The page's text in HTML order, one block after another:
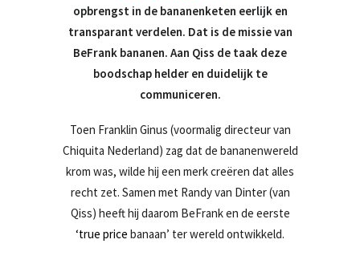
opbrengst in de bananenketen eerlijk en
transparant verdelen. Dat is de missie van
BeFrank bananen. Aan Qiss de taak deze
boodschap helder en duidelijk te
communiceren.
Toen Franklin Ginus (voormalig directeur van
Chiquita Nederland) zag dat de bananenwereld
krom was, wilde hij een merk creëren dat alles
recht zet. Samen met Randy van Dinter (van
Qiss) heeft hij daarom BeFrank en de eerste
‘true price banaan’ ter wereld ontwikkeld.